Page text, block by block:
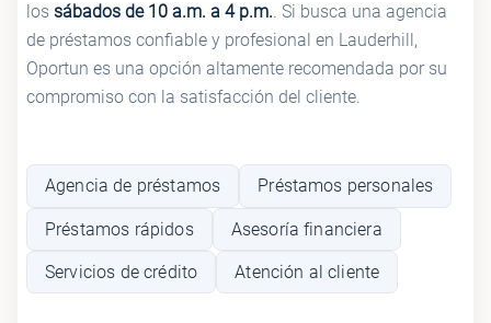
los sábados de 10 a.m. a 4 p.m.. Si busca una agencia
de préstamos confiable y profesional en Lauderhill,
Oportun es una opción altamente recomendada por su
compromiso con la satisfacción del cliente.
Agencia de préstamos Préstamos personales
Préstamos rápidos Asesoría financiera
Servicios de crédito Atención al cliente